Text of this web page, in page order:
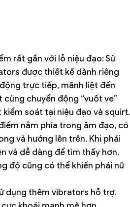
rất gần với lỗ niệu đạo: Sử
được thiết kế dành riêng
trực tiếp, mãnh liệt đến
chuyển động “vuốt ve”
soát tại niệu đạo và squirt.
nằm phía trong âm đạo, có
và hướng lên trên. Khi phái
và dễ dàng để tìm thấy hơn.
độ cũng có thể khiến phái nữ
dụng thêm vibrators hỗ trợ.